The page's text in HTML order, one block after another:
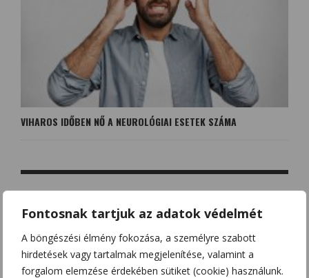
Fontosnak tartjuk az adatok védelmét
A böngészési élmény fokozása, a személyre szabott
hirdetések vagy tartalmak megjelenítése, valamint a
forgalom elemzése érdekében sütiket (cookie) használunk.
VIHAROS IDŐBEN NŐ A NEUROLÓGIAI ESETEK SZÁMA
NO COMMENT
LEAVE A REPLY